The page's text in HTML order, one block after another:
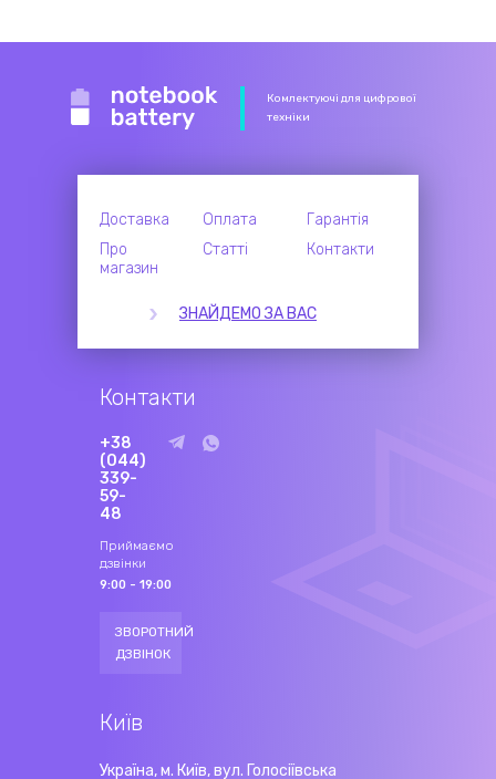
Комлектуючі для цифрової
техніки
Доставка Оплата
Гарантія
Про
магазин
Статті Контакти
ЗНАЙДЕМО ЗА ВАС
Контакти
+38
(044)
339-
59-
48
Приймаємо
дзвінки
9:00 - 19:00
ЗВОРОТНИЙ
ДЗВІНОК
Київ
Україна, м. Київ, вул. Голосіївська